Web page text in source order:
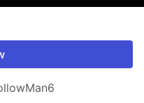
送消息的指定时间(你
算)(因为Github方的原
时左右的延迟)。然后创
里的 [name]